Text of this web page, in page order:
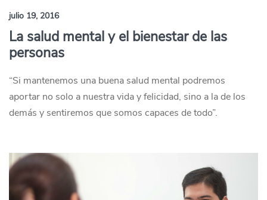
julio 19, 2016
La salud mental y el bienestar de las
personas
“Si mantenemos una buena salud mental podremos
aportar no solo a nuestra vida y felicidad, sino a la de los
demás y sentiremos que somos capaces de todo”.